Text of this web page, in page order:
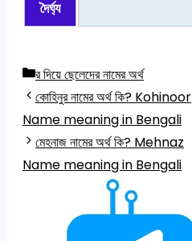
দৈর্ঘ্য
Categories
র দিয়ে ছেলেদের নামের অর্থ
কোহিনুর নামের অর্থ কি? Kohinoor
Name meaning in Bengali
মেহনাজ নামের অর্থ কি? Mehnaz
Name meaning in Bengali